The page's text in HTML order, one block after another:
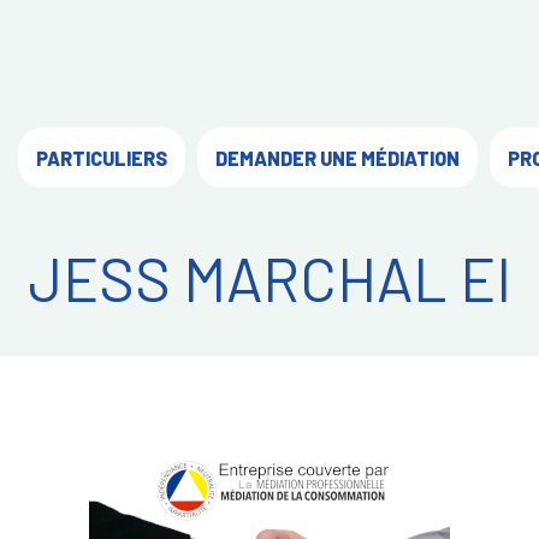
PARTICULIERS DEMANDER UNE MÉDIATION
JESS MARCHAL EI